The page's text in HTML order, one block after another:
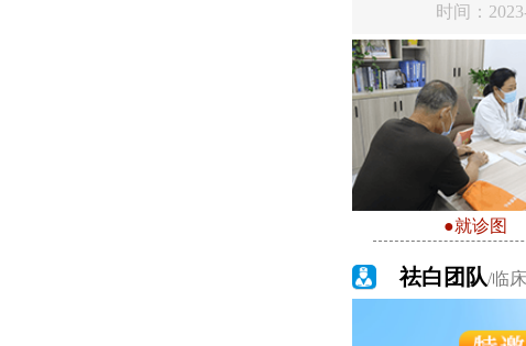
时间：
●就诊图
祛白团队/临